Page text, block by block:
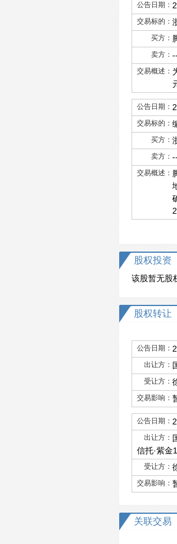
公告日期：
交易标的：
买方：
卖方： --
交易概述：
公告日期：
交易标的：
买方：
卖方： --
交易概述：
股权投资
该股暂无股
股权转让
公告日期：
出让方：
受让方：
交易影响：
公告日期：
出让方：
信托·紫金
受让方：
交易影响：
关联交易